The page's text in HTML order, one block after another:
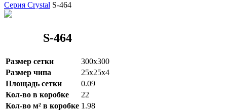
Серия Crystal S-464
S-464
Размер сетки
300x300
Размер чипа
25x25x4
Площадь сетки
0.09
Кол-во в коробке
22
Кол-во м² в коробке 1.98